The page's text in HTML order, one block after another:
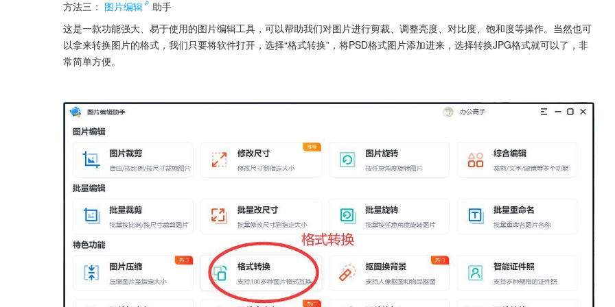
方法三： 图片编辑
助手
这是一款功能强大、易于使用的图片编辑工具，可以帮助我们对图片进行剪裁、调整亮度、对比度、饱和度等操作。当然也可
以拿来转换图片的格式，我们只要将软件打开，选择“格式转换”，将PSD格式图片添加进来，选择转换JPG格式就可以了，非
常简单方便。